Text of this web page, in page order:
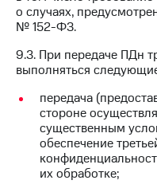
о случаях,
№ 152-ФЗ.
9.3. При передаче ПДн
выполняться
передача
стороне
существенным
обеспечение
их обработке;